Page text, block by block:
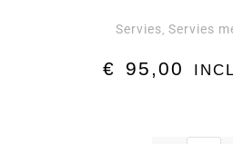
Servies, Servies
€ 95,00